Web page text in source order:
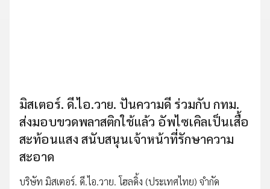
มิสเตอร์. ดี.ไอ.วาย. ปันความดี ร่วมกับ กทม.
ส่งมอบขวดพลาสติกใช้แล้ว อัพไซเคิลเป็นเสื้อ
สะท้อนแสง สนับสนุนเจ้าหน้าที่รักษาความ
สะอาด
บริษัท มิสเตอร์. ดี.ไอ.วาย. โฮลดิ้ง (ประเทศไทย) จำกัด